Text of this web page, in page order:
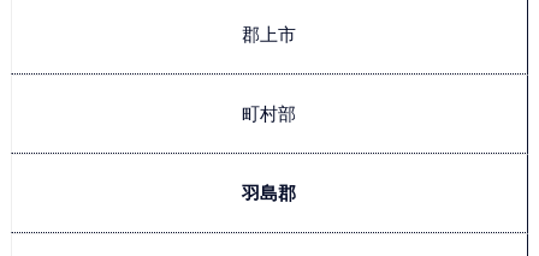
郡上市
町村部
羽島郡